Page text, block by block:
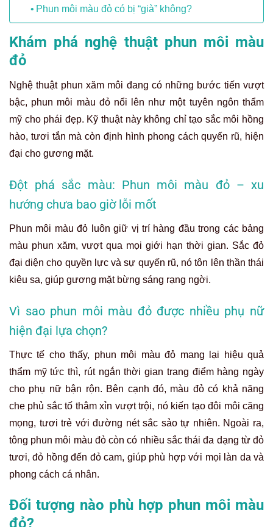
Phun môi màu đỏ có bị “già” không?
Khám phá nghệ thuật phun môi màu
đỏ
Nghệ thuật phun xăm môi đang có những bước tiến vượt
bậc, phun môi màu đỏ nổi lên như một tuyên ngôn thẩm
mỹ cho phái đẹp. Kỹ thuật này không chỉ tạo sắc môi hồng
hào, tươi tắn mà còn định hình phong cách quyến rũ, hiện
đại cho gương mặt.
Đột phá sắc màu: Phun môi màu đỏ – xu
hướng chưa bao giờ lỗi mốt
Phun môi màu đỏ luôn giữ vị trí hàng đầu trong các bảng
màu phun xăm, vượt qua mọi giới hạn thời gian. Sắc đỏ
đại diện cho quyền lực và sự quyến rũ, nó tôn lên thần thái
kiêu sa, giúp gương mặt bừng sáng rạng ngời.
Vì sao phun môi màu đỏ được nhiều phụ nữ
hiện đại lựa chọn?
Thực tế cho thấy, phun môi màu đỏ mang lại hiệu quả
thẩm mỹ tức thì, rút ngắn thời gian trang điểm hàng ngày
cho phụ nữ bận rộn. Bên cạnh đó, màu đỏ có khả năng
che phủ sắc tố thâm xỉn vượt trội, nó kiến tạo đôi môi căng
mọng, tươi trẻ với đường nét sắc sảo tự nhiên. Ngoài ra,
tông phun môi màu đỏ còn có nhiều sắc thái đa dạng từ đỏ
tươi, đỏ hồng đến đỏ cam, giúp phù hợp với mọi làn da và
phong cách cá nhân.
Đối tượng nào phù hợp phun môi màu
đỏ?